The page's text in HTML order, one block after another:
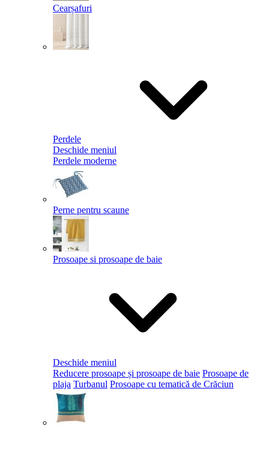
Cearșafuri
Perdele
Deschide meniul
Perdele moderne
Perne pentru scaune
Prosoape si prosoape de baie
Deschide meniul
Reducere prosoape și prosoape de baie Prosoape de
plaja Turbanul Prosoape cu tematică de Crăciun